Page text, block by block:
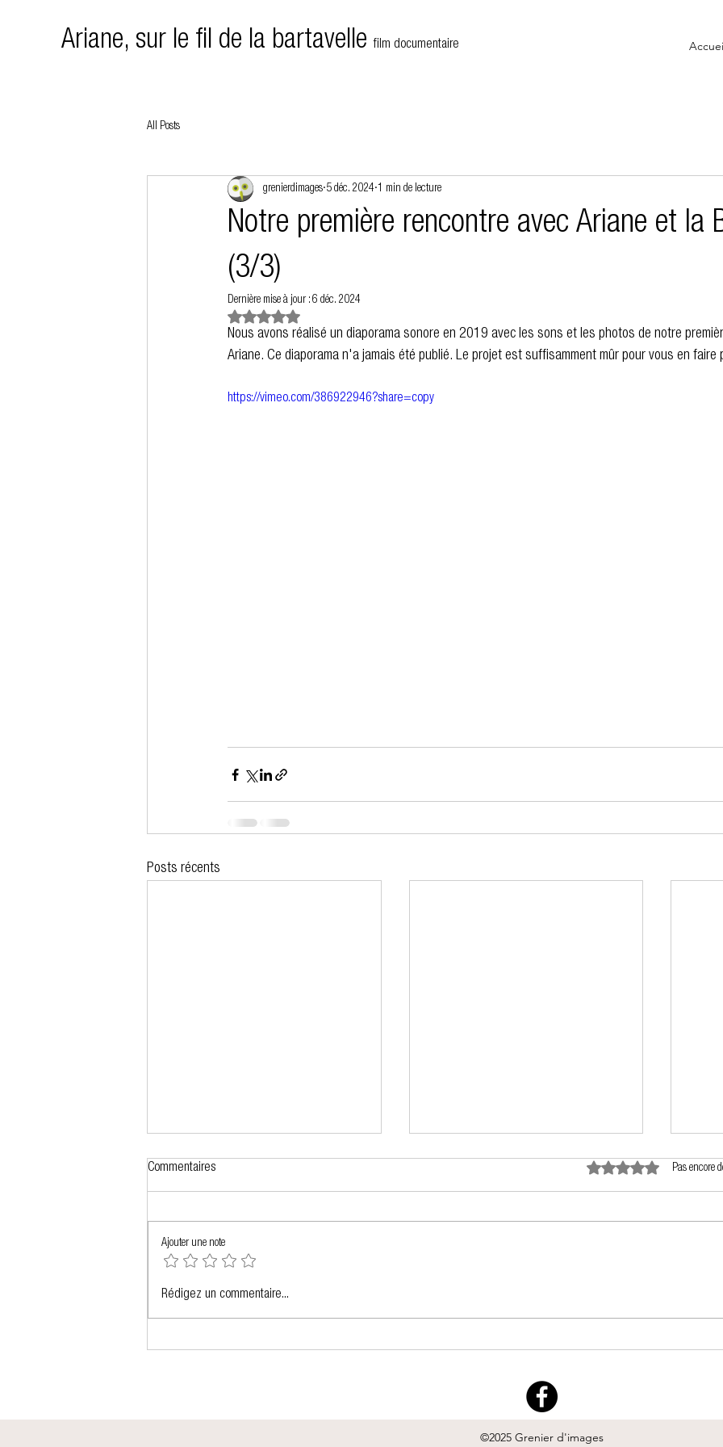
Ariane, sur le fil de la bartavellefilm documentaire
All Posts
Notre première rencontre avec Ariane et la
(3/3)
grenierdimages 5 déc. 2024 1 min de lecture
Dernière mise à jour : 6 déc. 2024
Noté NaN étoiles sur 5.
Nous avons réalisé un diaporama sonore en 2019 avec les sons et les photos de notre
Ariane. Ce diaporama n'a jamais été publié. Le projet est suffisamment mûr pour vous en faire
https://vimeo.com/386922946?share=copy
Posts récents
Une bonne nouvelle et une année de
Commentaires Noté 0 étoile sur 5.Pas encore
Ajouter une note
Rédigez un commentaire...
©2025 Grenier d'images